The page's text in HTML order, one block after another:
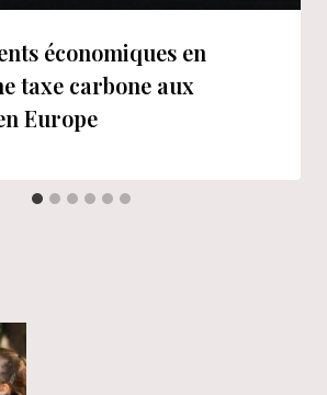
économiques en
taxe carbone aux
Europe